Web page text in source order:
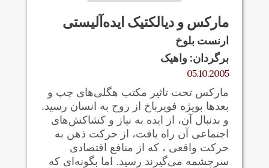
مارکس و ديالکتيک ايده‌آليستی
ارنست بلوخ
برگردان: واهيک
05.10.2005
مارکس تحت تاثير مکتب هگلی‌های چپ و
بعدها بويژه فويرباخ از روح به انسان رسيد.
و بدنبال آن، از ايده به نياز و کشاکش‌های
اجتماعی آن راه يافت، از حرکت ذهن به
حرکت واقعی ، که از منافع اقتصادی
سرچشمه می‌گيرند رسيد. اما بگونه‌ای که